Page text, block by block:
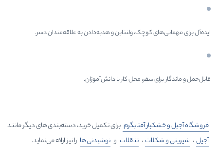
ولنتاین و هدیه‌دادن به علاقه‌مندان دسر.
محل کار یا دانش‌آموزان.
آفتابگرم برای تکمیل خرید، دسته‌بندی‌های دیگر مانند
،تنقلاتونوشیدنی‌ها را نیز ارائه می‌نماید.